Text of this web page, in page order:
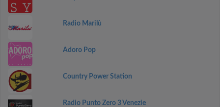
Radio Marilù
Adoro Pop
Country Power Station
Radio Punto Zero 3 Venezie